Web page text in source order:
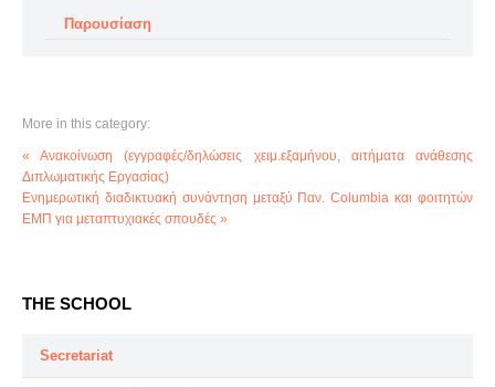
Παρουσίαση
More in this category:
« Ανακοίνωση (εγγραφές/δηλώσεις χειμ.εξαμήνου, αιτήματα ανάθεσης
Διπλωματικής Εργασίας)
Ενημερωτική διαδικτυακή συνάντηση μεταξύ Παν. Columbia και φοιτητών
ΕΜΠ για μεταπτυχιακές σπουδές »
THE SCHOOL
Secretariat